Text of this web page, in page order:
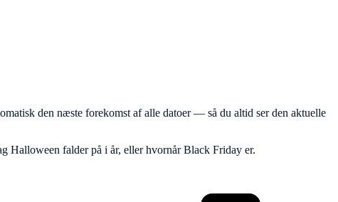
den næste forekomst af alle datoer — så du altid ser den aktuelle
Halloween falder på i år, eller hvornår Black Friday er.